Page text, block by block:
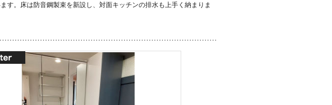
す。床は防音鋼製束を新設し、対面キッチンの排水も上手く納まりま